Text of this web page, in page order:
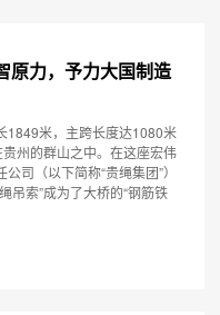
原力，予力大国制造
1849米，主跨长度达1080米
州的群山之中。在这座宏伟
司（以下简称“贵绳集团”）
吊索”成为了大桥的“钢筋铁